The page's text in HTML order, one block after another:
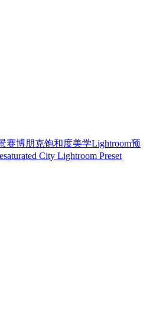
赛博朋克饱和度美学Lightroom预
City Lightroom Preset